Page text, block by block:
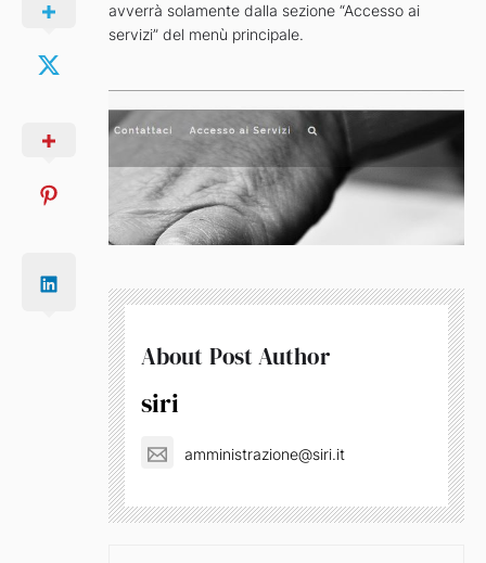
avverrà solamente dalla sezione “Accesso ai
servizi” del menù principale.
About Post Author
siri
amministrazione@siri.it